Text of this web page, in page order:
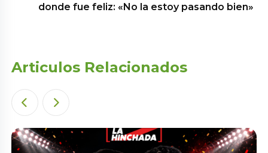
donde fue feliz: «No la estoy pasando bien»
Articulos Relacionados